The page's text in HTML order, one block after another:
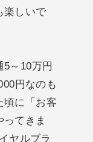
楽しいで
～10万円
円なのも
頃に「お客
てきま
ヤルブラ